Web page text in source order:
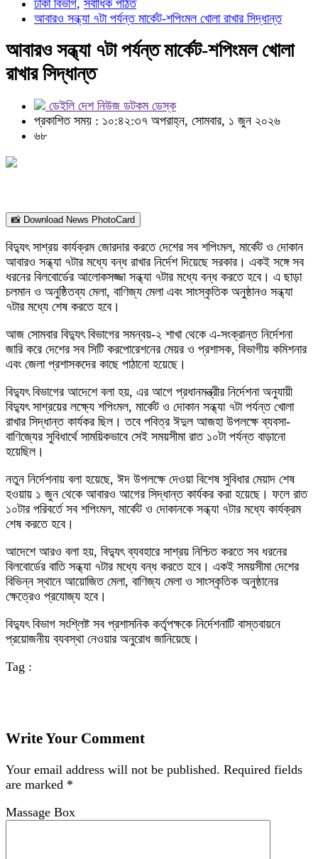
ঢাকা বিভাগ, সর্বাধিক পঠিত
আবারও সন্ধ্যা ৭টা পর্যন্ত মার্কেট-শপিংমল খোলা রাখার সিদ্ধান্ত
আবারও সন্ধ্যা ৭টা পর্যন্ত মার্কেট-শপিংমল খোলা
রাখার সিদ্ধান্ত
ডেইলি দেশ নিউজ ডটকম ডেস্ক
প্রকাশিত সময় : ১০:৪২:৩৭ অপরাহ্ন, সোমবার, ১ জুন ২০২৬
৬৮
📸 Download News PhotoCard
বিদ্যুৎ সাশ্রয় কার্যক্রম জোরদার করতে দেশের সব শপিংমল, মার্কেট ও দোকান
আবারও সন্ধ্যা ৭টার মধ্যে বন্ধ রাখার নির্দেশ দিয়েছে সরকার। একই সঙ্গে সব
ধরনের বিলবোর্ডের আলোকসজ্জা সন্ধ্যা ৭টার মধ্যে বন্ধ করতে হবে। এ ছাড়া
চলমান ও অনুষ্ঠিতব্য মেলা, বাণিজ্য মেলা এবং সাংস্কৃতিক অনুষ্ঠানও সন্ধ্যা
৭টার মধ্যে শেষ করতে হবে।
আজ সোমবার বিদ্যুৎ বিভাগের সমন্বয়-২ শাখা থেকে এ-সংক্রান্ত নির্দেশনা
জারি করে দেশের সব সিটি করপোরেশনের মেয়র ও প্রশাসক, বিভাগীয় কমিশনার
এবং জেলা প্রশাসকদের কাছে পাঠানো হয়েছে।
বিদ্যুৎ বিভাগের আদেশে বলা হয়, এর আগে প্রধানমন্ত্রীর নির্দেশনা অনুযায়ী
বিদ্যুৎ সাশ্রয়ের লক্ষ্যে শপিংমল, মার্কেট ও দোকান সন্ধ্যা ৭টা পর্যন্ত খোলা
রাখার সিদ্ধান্ত কার্যকর ছিল। তবে পবিত্র ঈদুল আজহা উপলক্ষে ব্যবসা-
বাণিজ্যের সুবিধার্থে সাময়িকভাবে সেই সময়সীমা রাত ১০টা পর্যন্ত বাড়ানো
হয়েছিল।
নতুন নির্দেশনায় বলা হয়েছে, ঈদ উপলক্ষে দেওয়া বিশেষ সুবিধার মেয়াদ শেষ
হওয়ায় ১ জুন থেকে আবারও আগের সিদ্ধান্ত কার্যকর করা হয়েছে। ফলে রাত
১০টার পরিবর্তে সব শপিংমল, মার্কেট ও দোকানকে সন্ধ্যা ৭টার মধ্যে কার্যক্রম
শেষ করতে হবে।
আদেশে আরও বলা হয়, বিদ্যুৎ ব্যবহারে সাশ্রয় নিশ্চিত করতে সব ধরনের
বিলবোর্ডের বাতি সন্ধ্যা ৭টার মধ্যে বন্ধ করতে হবে। একই সময়সীমা দেশের
বিভিন্ন স্থানে আয়োজিত মেলা, বাণিজ্য মেলা ও সাংস্কৃতিক অনুষ্ঠানের
ক্ষেত্রেও প্রযোজ্য হবে।
বিদ্যুৎ বিভাগ সংশ্লিষ্ট সব প্রশাসনিক কর্তৃপক্ষকে নির্দেশনাটি বাস্তবায়নে
প্রয়োজনীয় ব্যবস্থা নেওয়ার অনুরোধ জানিয়েছে।
Tag :
Write Your Comment
Your email address will not be published. Required fields
are marked *
Massage Box